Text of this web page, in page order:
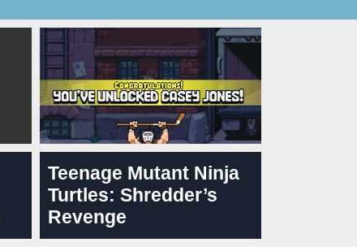
Teenage Mutant Ninja
Turtles: Shredder’s
Revenge